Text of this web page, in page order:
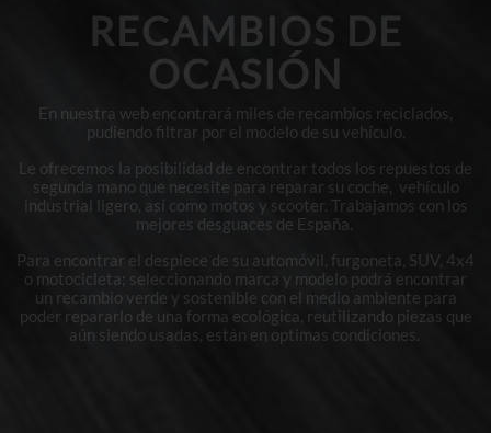
RECAMBIOS DE
OCASIÓN
En nuestra web encontrará miles de recambios reciclados,
pudiendo filtrar por el modelo de su vehículo.
Le ofrecemos la posibilidad de encontrar todos los repuestos de
segunda mano que necesite para reparar su coche, vehículo
industrial ligero, así como motos y scooter. Trabajamos con los
mejores desguaces de España.
Para encontrar el despiece de su automóvil, furgoneta, SUV, 4x4
o motocicleta; seleccionando marca y modelo podrá encontrar
un recambio verde y sostenible con el medio ambiente para
poder repararlo de una forma ecológica, reutilizando piezas que
aún siendo usadas, están en optimas condiciones.